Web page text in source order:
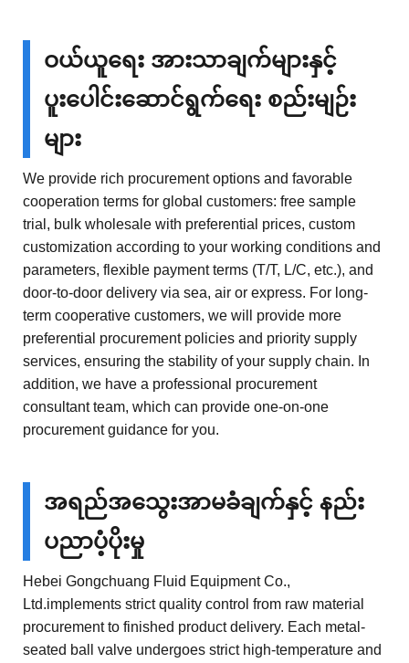
ဝယ်ယူရေး အားသာချက်များနှင့်
ပူးပေါင်းဆောင်ရွက်ရေး စည်းမျဉ်း
များ
We provide rich procurement options and favorable
cooperation terms for global customers: free sample
trial, bulk wholesale with preferential prices, custom
customization according to your working conditions and
parameters, flexible payment terms (T/T, L/C, etc.), and
door-to-door delivery via sea, air or express. For long-
term cooperative customers, we will provide more
preferential procurement policies and priority supply
services, ensuring the stability of your supply chain. In
addition, we have a professional procurement
consultant team, which can provide one-on-one
procurement guidance for you.
အရည်အသွေးအာမခံချက်နှင့် နည်း
ပညာပံ့ပိုးမှု
Hebei Gongchuang Fluid Equipment Co.,
Ltd.implements strict quality control from raw material
procurement to finished product delivery. Each metal-
seated ball valve undergoes strict high-temperature and